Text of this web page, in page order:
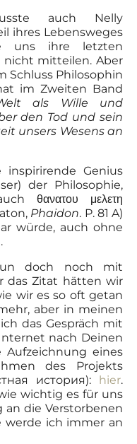
auch Nelly
ihres Lebensweges
uns ihre letzten
nicht mitteilen. Aber
Schluss Philosophin
im Zweiten Band
als Wille und
den Tod und sein
unsers Wesens an
Genius
der Philosophie,
θανατου μελετη
Phaidon. P. 81 A)
würde, auch ohne
doch noch mit
das Zitat hätten wir
wir es so oft getan
aber in meinen
das Gespräch mit
nach Deinen
eines
des Projekts
история): hier.
wichtig es für uns
an die Verstorbenen
werde ich immer an